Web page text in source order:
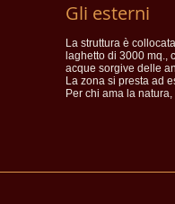
Gli esterni
La struttura è
laghetto di 3000 mq.,
acque sorgive delle
La zona si presta ad
Per chi ama la